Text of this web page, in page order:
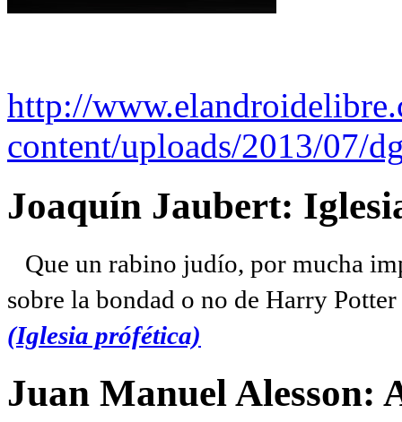
http://
content/uploads/2013/07/
Joaquín Jaubert:
Que un rabino judío, por mucha
sobre la bondad o no de Harry
(Iglesia prófética)
Juan Manuel Alesson: